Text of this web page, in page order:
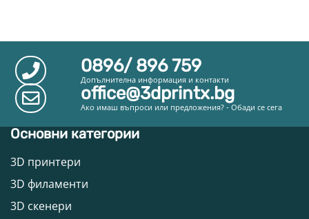
0896/ 896 759
Допълнителна информация и контакти
office@3dprintx.bg
Ако имаш въпроси или предложения? - Обади се сега
Основни категории
3D принтери
3D филаменти
3D скенери